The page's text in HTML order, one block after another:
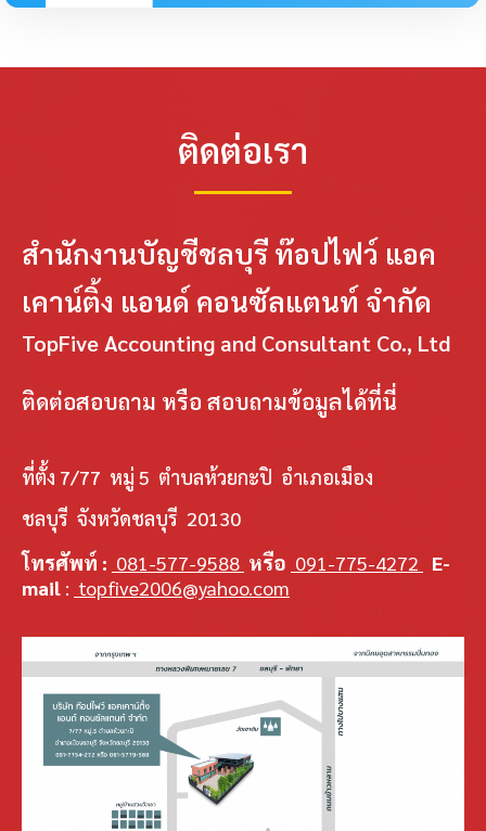
ติดต่อเรา
สำนักงานบัญชีชลบุรี ท๊อปไฟว์ แอค
เคาน์ติ้ง แอนด์ คอนซัลแตนท์ จำกัด
TopFive Accounting and Consultant Co., Ltd
ติดต่อสอบถาม หรือ สอบถามข้อมูลได้ที่นี่
ที่ตั้ง 7/77 หมู่ 5 ตำบลห้วยกะปิ อำเภอเมือง
ชลบุรี จังหวัดชลบุรี 20130
โทรศัพท์ : 081-577-9588 หรือ 091-775-4272
E-
mail : topfive2006@yahoo.com